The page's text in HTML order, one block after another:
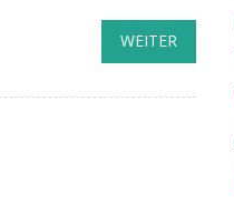
WEITER